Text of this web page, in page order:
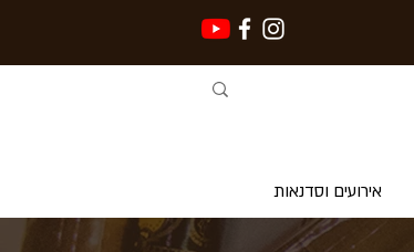
אירועים וסדנאות